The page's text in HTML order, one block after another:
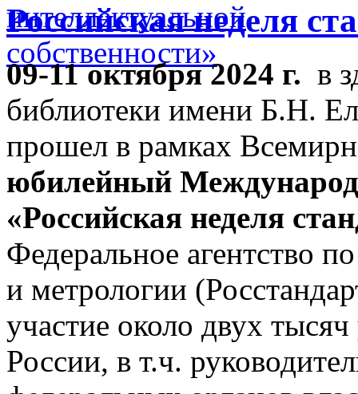
Российская неделя
09-11 октября 2024 г. в
библиотеки имени Б.Н.
прошел в рамках
юбилейный
«Российская неделя
Федеральное агентство
и метрологии
участие около двух
России, в т.ч.